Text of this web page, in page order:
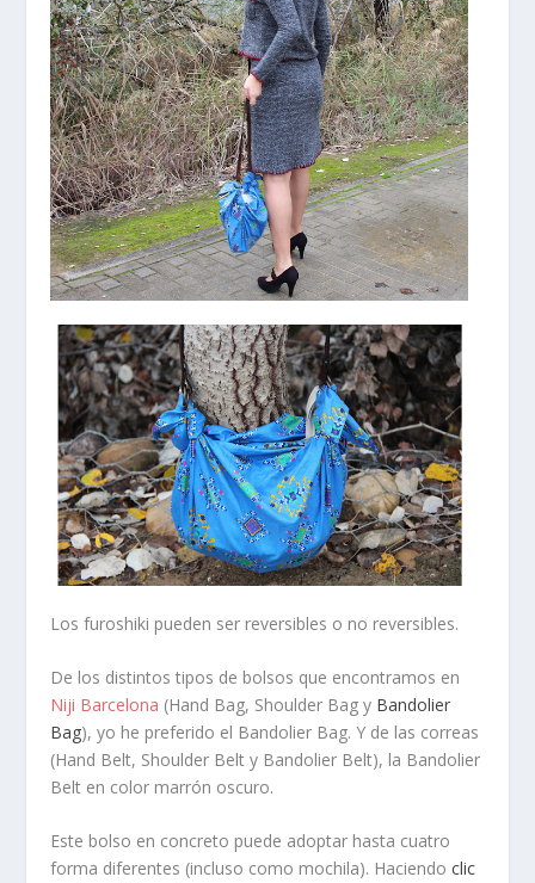
Losfuroshiki pueden ser reversibles o no reversibles.
De los distintos tipos de bolsos que encontramos en
Niji Barcelona (Hand Bag, Shoulder Bag y Bandolier
Bag), yo he preferido el Bandolier Bag. Y de las correas
(Hand Belt, Shoulder Belty Bandolier Belt), la Bandolier
Belt en color marrón oscuro.
Este bolso en concreto puede adoptar hasta cuatro
forma diferentes (incluso como mochila). Haciendoclic